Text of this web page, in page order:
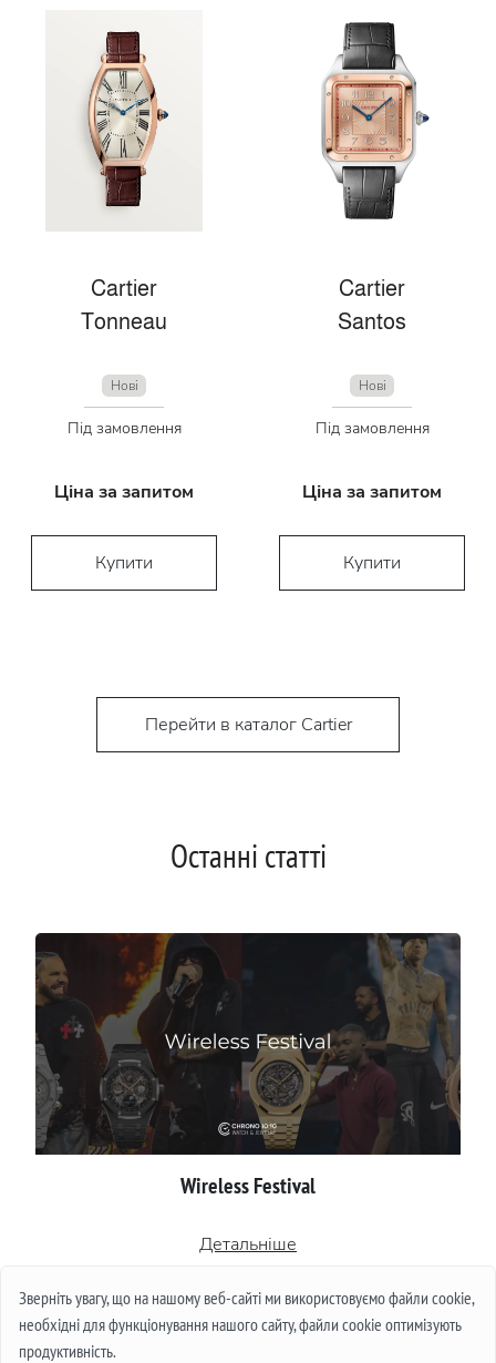
Зверніть увагу, що на нашому веб-сайті ми використовуємо файли cookie,
необхідні для функціонування нашого сайту, файли cookie оптимізують
продуктивність.
Cartier
Tonneau
Нові
Під замовлення
Ціна за запитом
Купити
Cartier
Santos
Нові
Під замовлення
Ціна за запитом
Купити
Перейти в каталог Cartier
Останні статті
Wireless Festival
Детальніше